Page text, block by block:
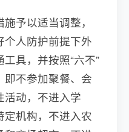
予以适当调整，
个人防护前提下外
具，并按照“六不”
即不参加聚餐、会
活动，不进入学
机构，不进入农